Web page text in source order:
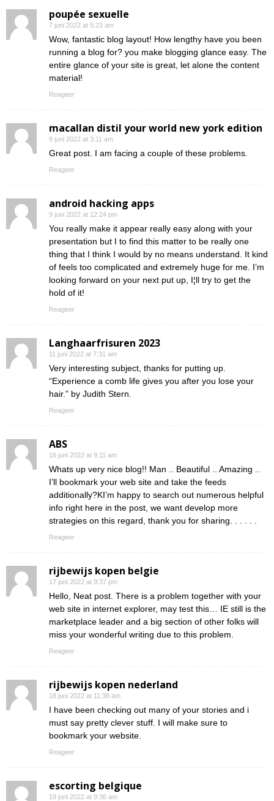
poupée sexuelle
7 juni 2022 at 5:23 am
Wow, fantastic blog layout! How lengthy have you been
running a blog for? you make blogging glance easy. The
entire glance of your site is great, let alone the content
material!
Reageer
macallan distil your world new york edition
9 juni 2022 at 3:11 am
Great post. I am facing a couple of these problems.
Reageer
android hacking apps
9 juni 2022 at 12:24 pm
You really make it appear really easy along with your
presentation but I to find this matter to be really one
thing that I think I would by no means understand. It kind
of feels too complicated and extremely huge for me. I’m
looking forward on your next put up, I¦ll try to get the
hold of it!
Reageer
Langhaarfrisuren 2023
11 juni 2022 at 7:31 am
Very interesting subject, thanks for putting up.
“Experience a comb life gives you after you lose your
hair.” by Judith Stern.
Reageer
ABS
16 juni 2022 at 9:11 am
Whats up very nice blog!! Man .. Beautiful .. Amazing ..
I’ll bookmark your web site and take the feeds
additionally?KI’m happy to search out numerous helpful
info right here in the post, we want develop more
strategies on this regard, thank you for sharing. . . . . .
Reageer
rijbewijs kopen belgie
17 juni 2022 at 9:37 pm
Hello, Neat post. There is a problem together with your
web site in internet explorer, may test this… IE still is the
marketplace leader and a big section of other folks will
miss your wonderful writing due to this problem.
Reageer
rijbewijs kopen nederland
18 juni 2022 at 11:38 am
I have been checking out many of your stories and i
must say pretty clever stuff. I will make sure to
bookmark your website.
Reageer
escorting belgique
19 juni 2022 at 9:36 am